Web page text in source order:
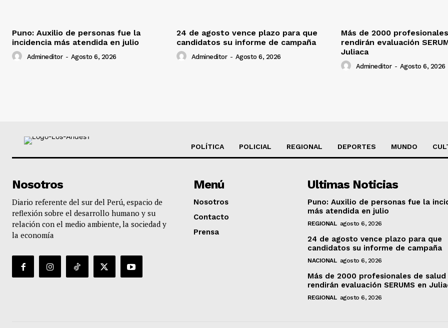
Puno: Auxilio de personas fue la
incidencia más atendida en julio
Admineditor - Agosto 6, 2026
24 de agosto vence plazo para que
candidatos su informe de campaña
Admineditor - Agosto 6, 2026
Más de 2000
rendirán evaluación
Juliaca
Admineditor - Agosto 6, 2026
POLÍTICA POLICIAL REGIONAL DEPORTES MUNDO
Nosotros
Diario referente del sur del Perú, espacio de
reflexión sobre el desarrollo humano y su
relación con el medio ambiente, la sociedad y
la economía
Menú
Nosotros
Contacto
Prensa
Ultimas Noticias
Puno: Auxilio de personas fue la
más atendida en julio
REGIONAL agosto 6, 2026
24 de agosto vence plazo para que
candidatos su informe de campaña
NACIONAL agosto 6, 2026
Más de 2000 profesionales de salud
rendirán evaluación SERUMS en
REGIONAL agosto 6, 2026